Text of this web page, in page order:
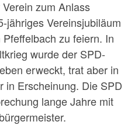
zum Anlass
jähriges Vereinsjubiläum
zu feiern. In
wurde der SPD-
erweckt, trat aber in
in Erscheinung. Die SPD
lange Jahre mit